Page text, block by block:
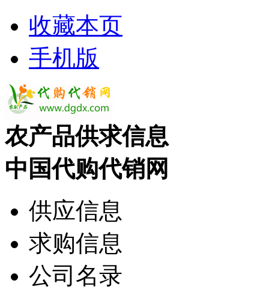
收藏本页
手机版
农产品供求信息
中国代购代销网
供应信息
求购信息
公司名录